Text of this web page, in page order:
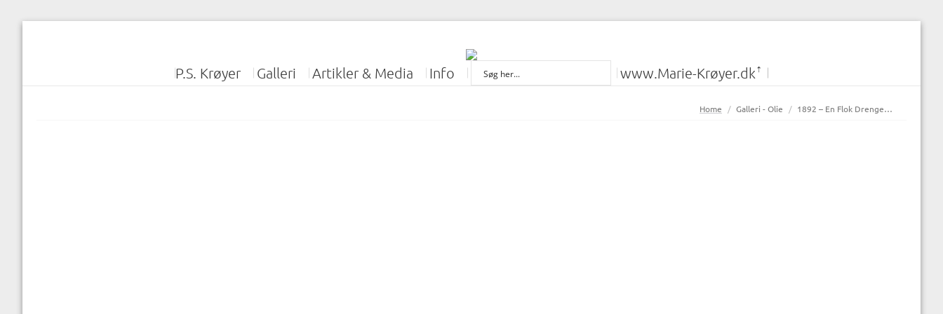
P.S. Krøyer Galleri Artikler & Media Info www.Marie-Krøyer.dk
You are here:
Home Galleri - Olie 1892 – En Flok Drenge…